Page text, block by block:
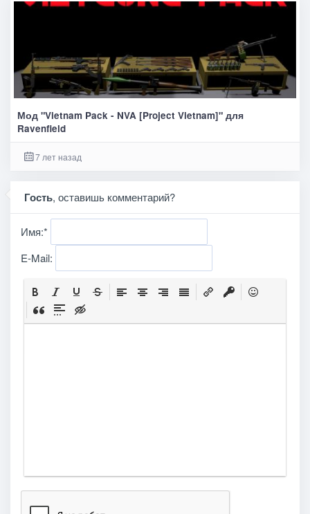
Мод "Vietnam Pack - NVA [Project Vietnam]" для
Ravenfield
7 лет назад
Гость, оставишь комментарий?
Имя:*
E-Mail: